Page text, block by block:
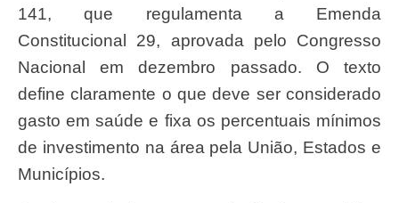
141, que regulamenta a Emenda
Constitucional 29, aprovada pelo Congresso
Nacional em dezembro passado. O texto
define claramente o que deve ser considerado
gasto em saúde e fixa os percentuais mínimos
de investimento na área pela União, Estados e
Municípios.